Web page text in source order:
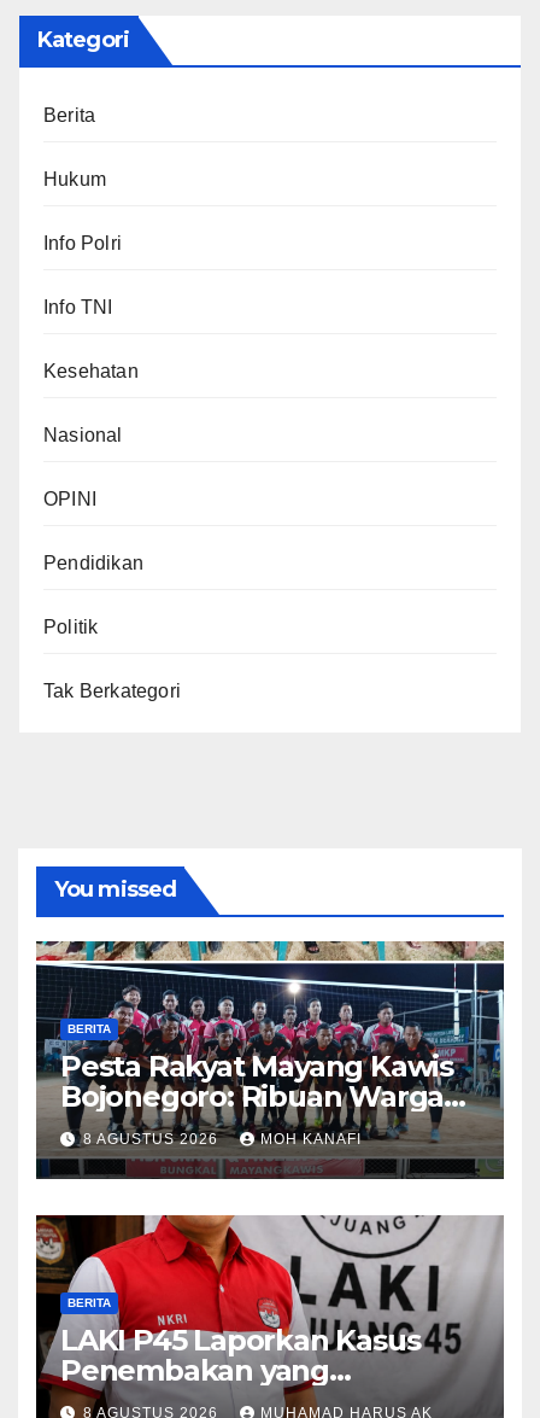
Kategori
Berita
Hukum
Info Polri
Info TNI
Kesehatan
Nasional
OPINI
Pendidikan
Politik
Tak Berkategori
You missed
BERITA
​Pesta Rakyat Mayang Kawis
Bojonegoro: Ribuan Warga
Tumplek Blek Saksikan Final
Voli, Kades 3 Periode Dipuji
Setinggi Langit
8 AGUSTUS 2026 MOH KANAFI
BERITA
LAKI P45 Laporkan Kasus
Penembakan yang
Tewaskan Terduga Pencuri
8 AGUSTUS 2026 MUHAMAD HARUS AK